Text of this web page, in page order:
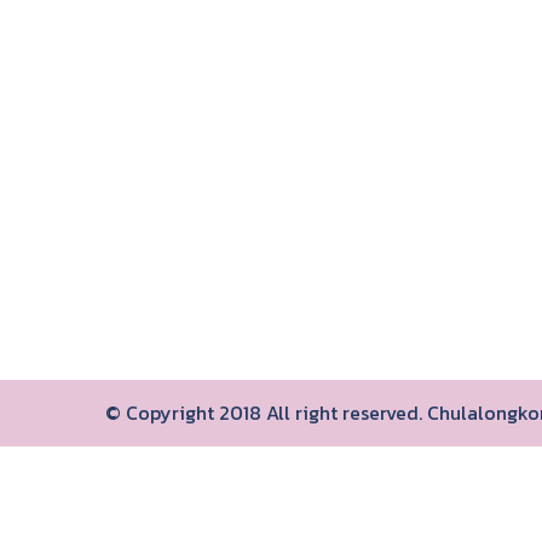
© Copyright 2018 All right reserved.